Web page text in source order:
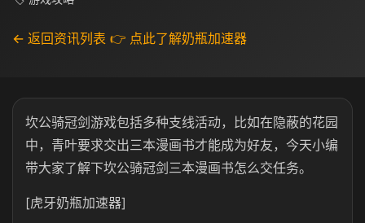
← 返回资讯列表 👉 点此了解奶瓶加速器
坎公骑冠剑游戏包括多种支线活动，比如在隐蔽的花园
中，青叶要求交出三本漫画书才能成为好友，今天小编
带大家了解下坎公骑冠剑三本漫画书怎么交任务。
[虎牙奶瓶加速器]